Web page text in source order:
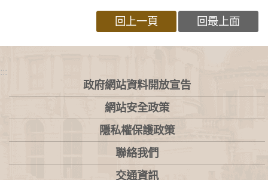
回上一頁 回最上面
:::
政府網站資料開放宣告
網站安全政策
隱私權保護政策
聯絡我們
交通資訊